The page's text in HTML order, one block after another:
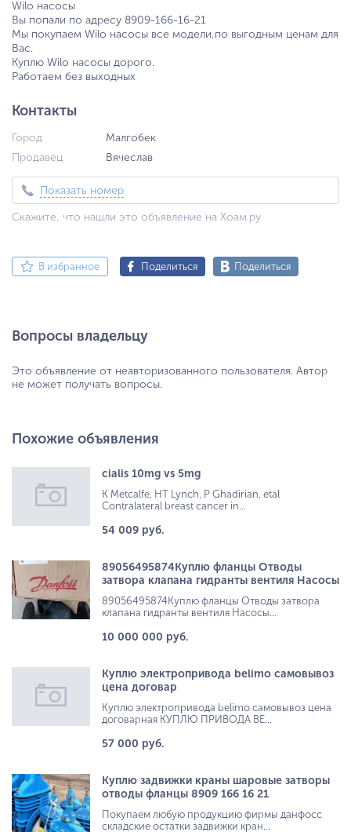
Wilo насосы
Вы попали по адресу 8909-166-16-21
Мы покупаем Wilo насосы все модели,по выгодным ценам для
Вас.
Куплю Wilo насосы дорого.
Работаем без выходных
Контакты
Город
Малгобек
Продавец
Вячеслав
Показать номер
Скажите, что нашли это объявление на Хоам.ру
В избранное Поделиться Поделиться
Вопросы владельцу
Это объявление от неавторизованного пользователя. Автор
не может получать вопросы.
Похожие объявления
cialis 10mg vs 5mg
K Metcalfe, HT Lynch, P Ghadirian, etal
Contralateral breast cancer in...
54 009 руб.
89056495874Куплю фланцы Отводы
затвора клапана гидранты вентиля Насосы
89056495874Куплю фланцы Отводы затвора
клапана гидранты вентиля Насосы...
10 000 000 руб.
Куплю электропривода belimo самовывоз
цена договар
Куплю электропривода belimo самовывоз цена
договарная КУПЛЮ ПРИВОДА BE...
57 000 руб.
Куплю задвижки краны шаровые затворы
отводы фланцы 8909 166 16 21
Покупаем любую продукцию фирмы данфосс
складские остатки задвижки кран...